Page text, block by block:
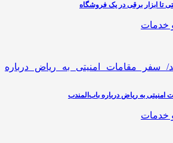
تا ابزار برقی در یک فروشگاه
خدمات
به ریاض درباره باب‌المندب
خدمات